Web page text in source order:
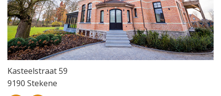
Kasteelstraat 59
9190 Stekene